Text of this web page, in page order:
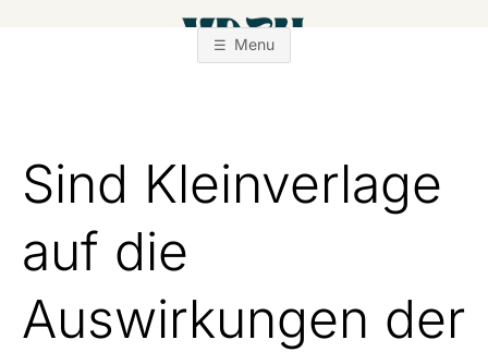
Menu
Sind Kleinverlage
auf die
Auswirkungen der